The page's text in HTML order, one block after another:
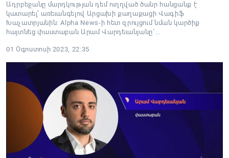
Ադրբեջանը մարդկության դեմ ուղղված ծանր հանցանք է
կատարել՝ առեւանգելով Արցախի քաղաքացի Վագիֆ
Խաչատրյանին: Alpha News-ի հետ զրույցում նման կարծիք
հայտնեց փաստաբան Արամ Վարդեւանյանը`…
01 Օգոստոսի 2023, 22:35